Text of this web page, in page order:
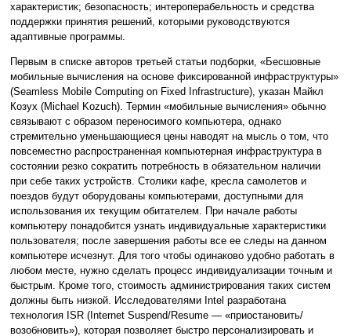
характеристик; безопасность; интероперабельность и средства
поддержки принятия решений, которыми руководствуются
адаптивные программы.
Первым в списке авторов третьей статьи подборки, «Бесшовные
мобильные вычисления на основе фиксированной инфраструктуры»
(Seamless Mobile Computing on Fixed Infrastructure), указан Майкл
Козух (Michael Kozuch). Термин «мобильные вычисления» обычно
связывают с образом переносимого компьютера, однако
стремительно уменьшающиеся цены наводят на мысль о том, что
повсеместно распространенная компьютерная инфраструктура в
состоянии резко сократить потребность в обязательном наличии
при себе таких устройств. Столики кафе, кресла самолетов и
поездов будут оборудованы компьютерами, доступными для
использования их текущим обитателем. При начале работы
компьютеру понадобится узнать индивидуальные характеристики
пользователя; после завершения работы все ее следы на данном
компьютере исчезнут. Для того чтобы одинаково удобно работать в
любом месте, нужно сделать процесс индивидуализации точным и
быстрым. Кроме того, стоимость администрирования таких систем
должны быть низкой. Исследователями Intel разработана
технология ISR (Internet Suspend/Resume — «приостановить/
возобновить»), которая позволяет быстро персонализировать и